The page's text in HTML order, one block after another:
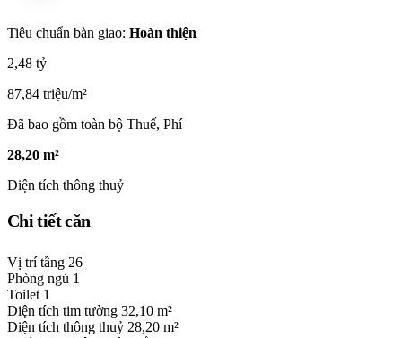
Tiêu chuẩn bàn giao: Hoàn thiện
2,48 tỷ
87,84 triệu/m²
Đã bao gồm toàn bộ Thuế, Phí
28,20 m²
Diện tích thông thuỷ
Chi tiết căn
Vị trí tầng 26
Phòng ngủ 1
Toilet 1
Diện tích tim tường 32,10 m²
Diện tích thông thuỷ 28,20 m²